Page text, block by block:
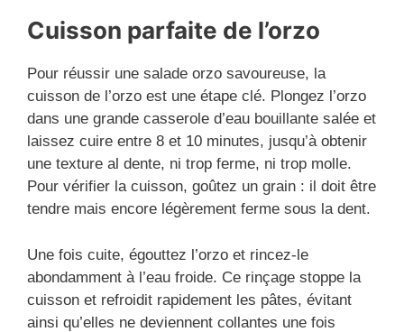
Cuisson parfaite de l’orzo
Pour réussir une salade orzo savoureuse, la
cuisson de l’orzo est une étape clé. Plongez l’orzo
dans une grande casserole d’eau bouillante salée et
laissez cuire entre 8 et 10 minutes, jusqu’à obtenir
une texture al dente, ni trop ferme, ni trop molle.
Pour vérifier la cuisson, goûtez un grain : il doit être
tendre mais encore légèrement ferme sous la dent.
Une fois cuite, égouttez l’orzo et rincez-le
abondamment à l’eau froide. Ce rinçage stoppe la
cuisson et refroidit rapidement les pâtes, évitant
ainsi qu’elles ne deviennent collantes une fois